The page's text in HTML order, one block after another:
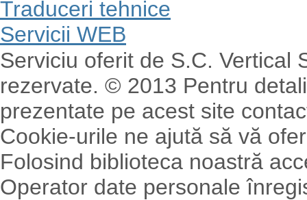
Traduceri tehnice
Servicii WEB
Serviciu oferit de S.C. Vertical
rezervate. © 2013 Pentru
prezentate pe acest site
Cookie-urile ne ajută să vă
Folosind biblioteca noastră
Operator date personale